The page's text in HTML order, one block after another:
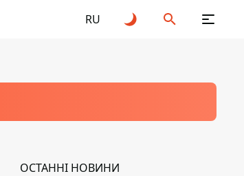
RU
ОСТАННІ НОВИНИ